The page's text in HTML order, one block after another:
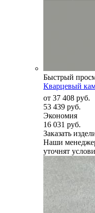
Быстрый
Кварцевый
от 37 408 руб.
53 439 руб.
Экономия
16 031 руб.
Заказать
Наши
уточнят